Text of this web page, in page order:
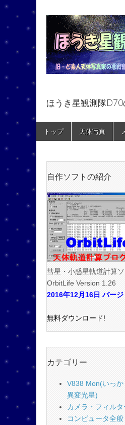
ほう
ほうき星観測隊D70
Main
menu
Skip
トップ 天体写真
自作ソフトの紹介
彗星・小惑星軌道計算ソ
OrbitLife Version 1.26
2016年12月16日 バー
無料ダウンロード!
カテゴリー
V838 Mon(いっ
異変光星)
カメラ・フィルタ
コンピュータ全般